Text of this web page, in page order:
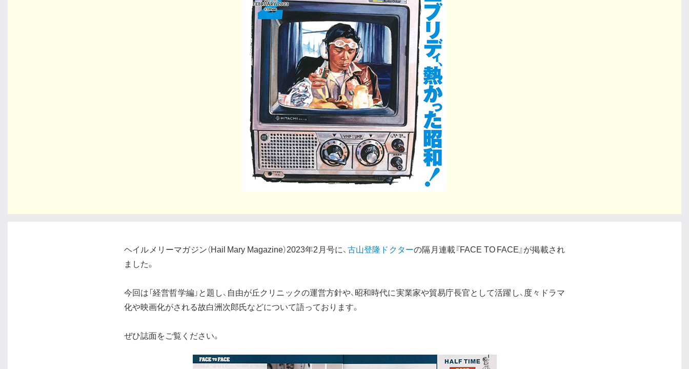
ヘイルメリーマガジン（Hail Mary Magazine）2023年2月号に、古山登隆ドクターの隔月連載『FACE TO FACE』が掲載され
ました。
今回は「経営哲学編」と題し、自由が丘クリニックの運営方針や、昭和時代に実業家や貿易庁長官として活躍し、度々ドラマ
化や映画化がされる故白洲次郎氏などについて語っております。
ぜひ誌面をご覧ください。